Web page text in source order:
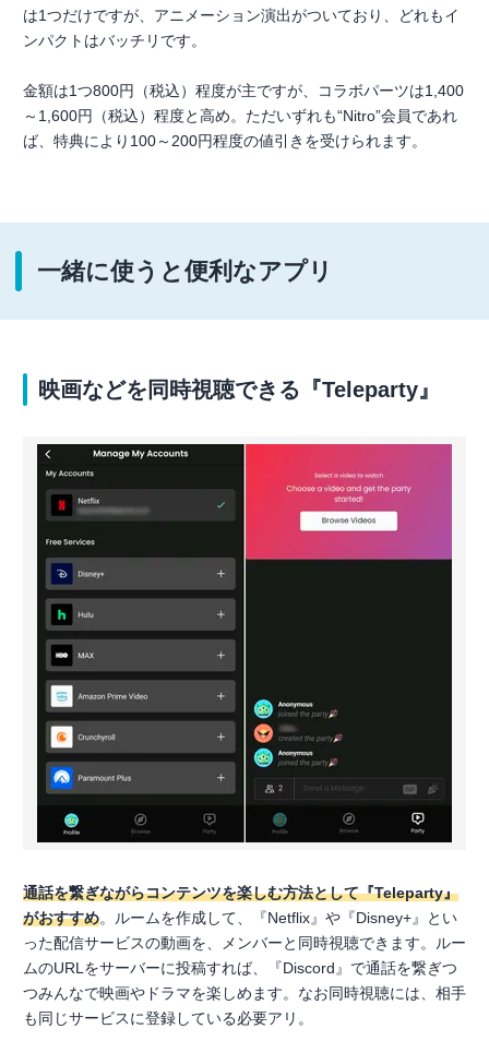
は1つだけですが、アニメーション演出がついており、どれもイ
ンパクトはバッチリです。
金額は1つ800円（税込）程度が主ですが、コラボパーツは1,400
～1,600円（税込）程度と高め。ただいずれも“Nitro”会員であれ
ば、特典により100～200円程度の値引きを受けられます。
一緒に使うと便利なアプリ
映画などを同時視聴できる『Teleparty』
通話を繋ぎながらコンテンツを楽しむ方法として『Teleparty』
がおすすめ。ルームを作成して、『Netflix』や『Disney+』とい
った配信サービスの動画を、メンバーと同時視聴できます。ルー
ムのURLをサーバーに投稿すれば、『Discord』で通話を繋ぎつ
つみんなで映画やドラマを楽しめます。なお同時視聴には、相手
も同じサービスに登録している必要アリ。